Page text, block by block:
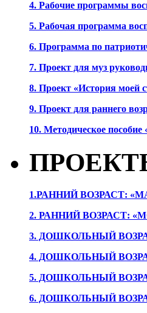
4. Рабочие программы
5. Рабочая программа
6. Программа по
7. Проект для муз
8. Проект «История моей
9. Проект для раннего
10. Методическое
1.РАННИЙ ВОЗРАСТ:
2. РАННИЙ ВОЗРАСТ:
3. ДОШКОЛЬНЫЙ
4. ДОШКОЛЬНЫЙ
5. ДОШКОЛЬНЫЙ
6. ДОШКОЛЬНЫЙ